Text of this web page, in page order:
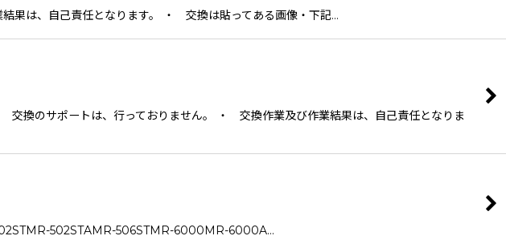
は、自己責任となります。 ・ 交換は貼ってある画像・下記…
換のサポートは、行っておりません。 ・ 交換作業及び作業結果は、自己責任となりま
502STAMR-506STMR-6000MR-6000A…